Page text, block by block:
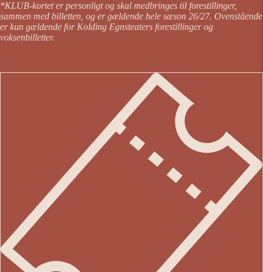
*KLUB-kortet er personligt og skal medbringes til forestillinger,
sammen med billetten, og er gældende hele sæson 26/27. Ovenstående
er kun gældende for Kolding Egnsteaters forestillinger og
voksenbilletter.